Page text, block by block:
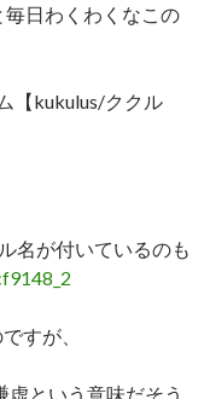
毎日わくわくなこの
【kukulus/ククル
名が付いているのも
すが、
という意味だそう